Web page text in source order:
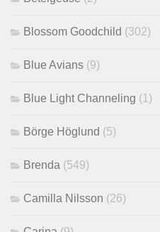
Blossom Goodchild (302)
Blue Avians (9)
Blue Light Channeling (1)
Börge Höglund (5)
Brenda (549)
Camilla Nilsson (26)